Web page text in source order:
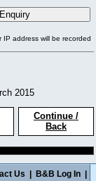
IP address will be recorded
2015
Continue /
Back
Us B&B Log In